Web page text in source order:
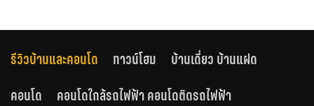
รีวิวบ้านและคอนโด ทาวน์โฮม
บ้านเดี่ยว บ้านแฝด
คอนโด
คอนโดใกล้รถไฟฟ้า คอนโดติดรถไฟฟ้า